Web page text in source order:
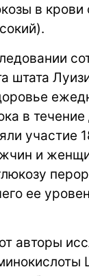
в крови
штата
в
участие
и
ее
авторы